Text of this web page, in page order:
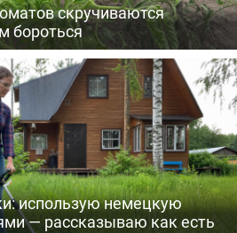
скручиваются
бороться
использую немецкую
— рассказываю как есть